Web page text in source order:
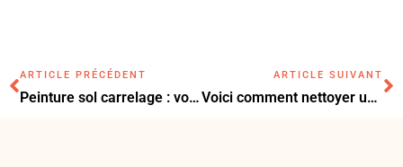
ARTICLE PRÉCÉDENT
Peinture sol carrelage : voici nos recommandations
ARTICLE SUIVANT
Voici comment nettoyer un canapé en tissu : suivez ces étapes